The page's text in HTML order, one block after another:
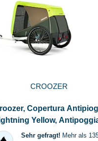
CROOZER
Copertura
Yellow,
Für...
Sehr gefragt! Mehr als